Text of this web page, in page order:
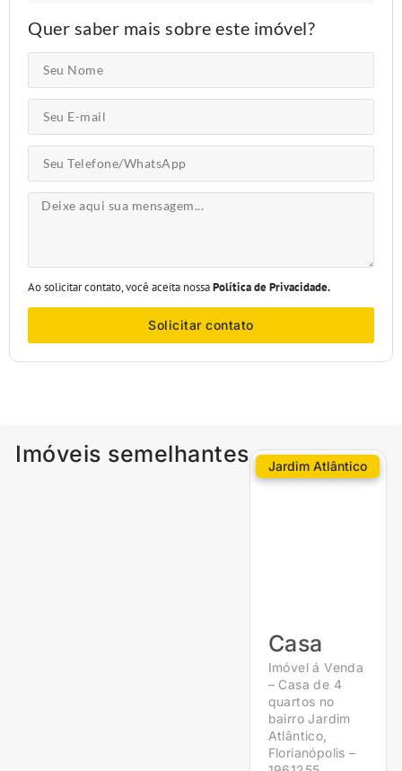
Quer saber mais sobre este imóvel?
Ao solicitar contato, você aceita nossaPolítica de Privacidade.
Solicitar contato
Imóveis semelhantes Jardim Atlântico
Casa
Imóvel á Venda
– Casa de 4
quartos no
bairro Jardim
Atlântico,
Florianópolis –